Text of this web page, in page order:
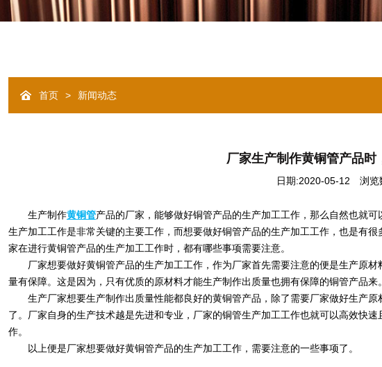
首页 > 新闻动态
厂家生产制作黄铜管产品时
日期:2020-05-12 浏览
生产制作黄铜管产品的厂家，能够做好铜管产品的生产加工工作，那么自然也就
生产加工工作是非常关键的主要工作，而想要做好铜管产品的生产加工工作，也是有
家在进行黄铜管产品的生产加工工作时，都有哪些事项需要注意。
厂家想要做好黄铜管产品的生产加工工作，作为厂家首先需要注意的便是生产原材
量有保障。这是因为，只有优质的原材料才能生产制作出质量也拥有保障的铜管产品来。
生产厂家想要生产制作出质量性能都良好的黄铜管产品，除了需要厂家做好生产原
了。厂家自身的生产技术越是先进和专业，厂家的铜管生产加工工作也就可以高效快
作。
以上便是厂家想要做好黄铜管产品的生产加工工作，需要注意的一些事项了。